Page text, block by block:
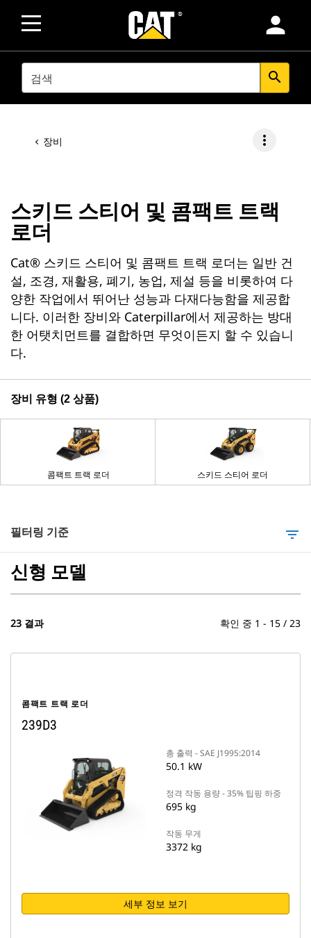
person
SEARCH search
장비 more_vert
스키드 스티어 및 콤팩트 트랙
로더
Cat® 스키드 스티어 및 콤팩트 트랙 로더는 일반 건
설, 조경, 재활용, 폐기, 농업, 제설 등을 비롯하여 다
양한 작업에서 뛰어난 성능과 다재다능함을 제공합
니다. 이러한 장비와 Caterpillar에서 제공하는 방대
한 어탯치먼트를 결합하면 무엇이든지 할 수 있습니
다.
장비 유형 (2 상품)
콤팩트 트랙 로더 스키드 스티어 로더
필터링 기준 filter_list
신형 모델
23 결과 확인 중 1 - 15 / 23
콤팩트 트랙 로더
239D3
총 출력 - SAE J1995:2014
50.1 kW
정격 작동 용량 - 35% 팁핑 하중
695 kg
작동 무게
3372 kg
세부 정보 보기